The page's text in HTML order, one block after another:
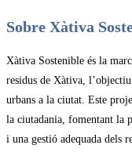
Sobre Xàtiva
Xàtiva Sostenible és la
residus de Xàtiva,
urbans a la ciutat. Este
la ciutadania, fomentant la
i una gestió adequada dels